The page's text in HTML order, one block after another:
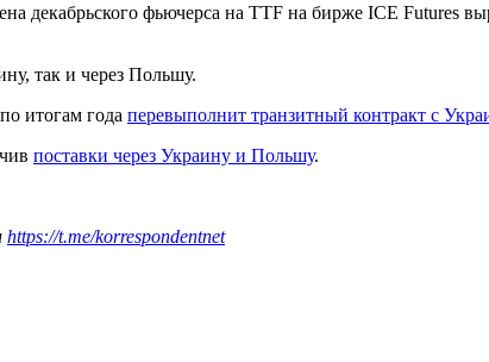
декабрьского фьючерса на TTF на бирже ICE Futures
так и через Польшу.
итогам года перевыполнит транзитный контракт с
поставки через Украину и Польшу.
https://t.me/korrespondentnet